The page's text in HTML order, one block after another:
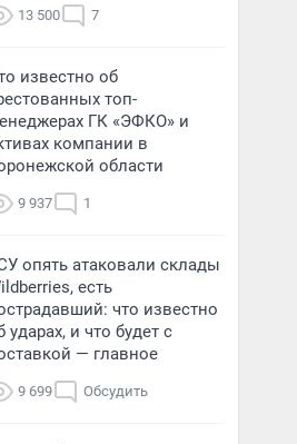
13 500 7
известно об
топ-
ГК «ЭФКО» и
компании в
области
9 937 1
опять атаковали склады
есть
что известно
ударах, и что будет с
— главное
9 699 Обсудить